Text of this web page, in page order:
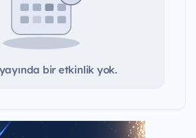
bir etkinlik yok.